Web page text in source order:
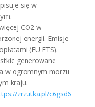
się w
CO2 w
energii. Emisje
(EU ETS).
generowane
w ogromnym morzu
kraju.
zrzutka.pl/c6gsd6